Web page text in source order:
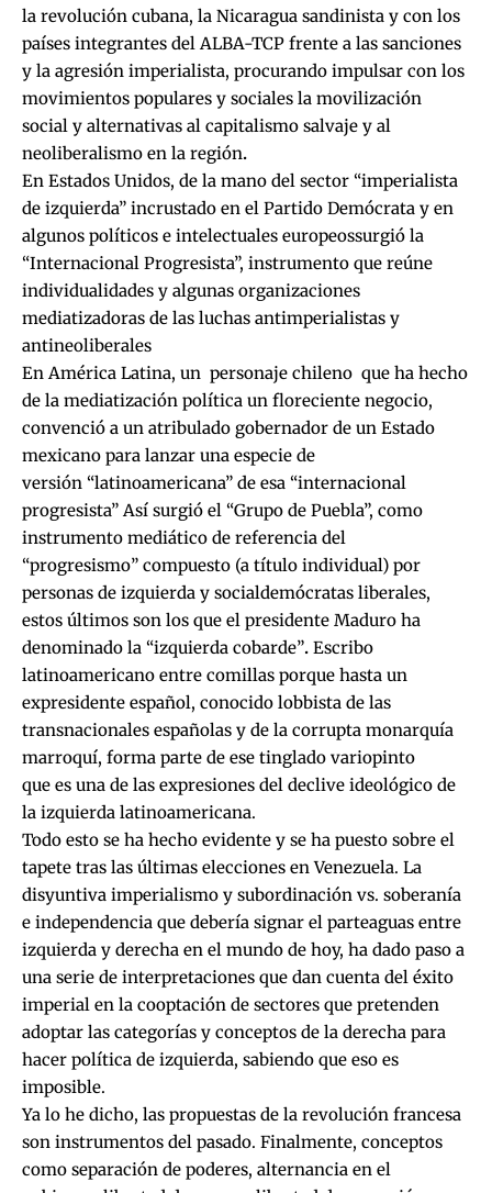
la revolución cubana, la Nicaragua sandinista y con los
países integrantes del ALBA-TCP frente a las sanciones
y la agresión imperialista, procurando impulsar con los
movimientos populares y sociales la movilización
social y alternativas al capitalismo salvaje y al
neoliberalismo en la región.
En Estados Unidos, de la mano del sector “imperialista
de izquierda” incrustado en el Partido Demócrata y en
algunos políticos e intelectuales europeossurgió la
“Internacional Progresista”, instrumento que reúne
individualidades y algunas organizaciones
mediatizadoras de las luchas antimperialistas y
antineoliberales
En América Latina, un personaje chileno que ha hecho
de la mediatización política un floreciente negocio,
convenció a un atribulado gobernador de un Estado
mexicano para lanzar una especie de
versión “latinoamericana” de esa “internacional
progresista” Así surgió el “Grupo de Puebla”, como
instrumento mediático de referencia del
“progresismo” compuesto (a título individual) por
personas de izquierda y socialdemócratas liberales,
estos últimos son los que el presidente Maduro ha
denominado la “izquierda cobarde”. Escribo
latinoamericano entre comillas porque hasta un
expresidente español, conocido lobbista de las
transnacionales españolas y de la corrupta monarquía
marroquí, forma parte de ese tinglado variopinto
que es una de las expresiones del declive ideológico de
la izquierda latinoamericana.
Todo esto se ha hecho evidente y se ha puesto sobre el
tapete tras las últimas elecciones en Venezuela. La
disyuntiva imperialismo y subordinación vs. soberanía
e independencia que debería signar el parteaguas entre
izquierda y derecha en el mundo de hoy, ha dado paso a
una serie de interpretaciones que dan cuenta del éxito
imperial en la cooptación de sectores que pretenden
adoptar las categorías y conceptos de la derecha para
hacer política de izquierda, sabiendo que eso es
imposible.
Ya lo he dicho, las propuestas de la revolución francesa
son instrumentos del pasado. Finalmente, conceptos
como separación de poderes, alternancia en el